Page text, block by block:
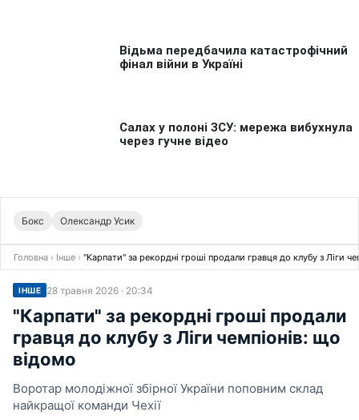
Бокс Олександр Усик
Головна › Інше › "Карпати" за рекордні гроші продали гравця до клубу з Ліги
ІНШЕ 28 травня 2026 · 20:34
"Карпати" за рекордні гроші продали
гравця до клубу з Ліги чемпіонів: що
відомо
Воротар молодіжної збірної України поповним склад
найкращої команди Чехії